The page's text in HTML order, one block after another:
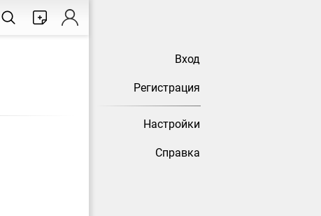
Вход
Регистрация
Настройки
Справка